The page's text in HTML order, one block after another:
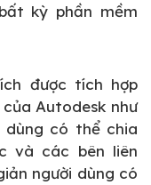
kỳ phần mềm
được tích hợp
Autodesk như
dùng có thể chia
và các bên liên
người dùng có